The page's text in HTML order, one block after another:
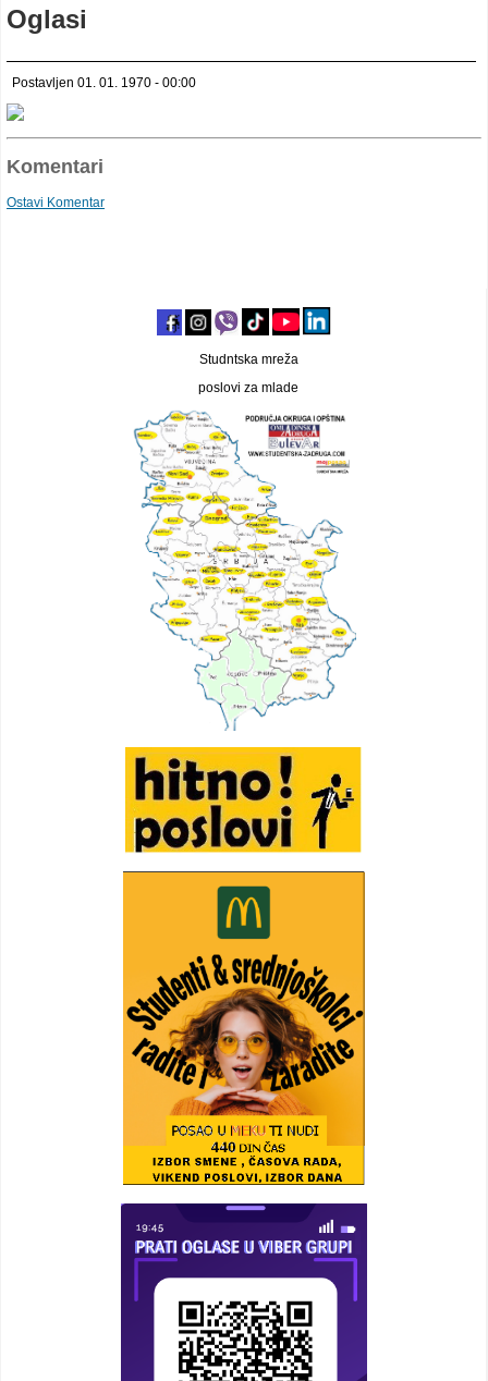
Studntska mreža
poslovi za mlade
Oglasi
Postavljen 01. 01. 1970 - 00:00
Komentari
Ostavi Komentar